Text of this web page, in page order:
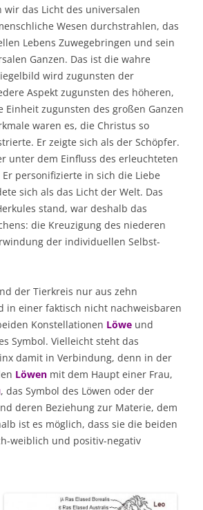
wir das Licht des universalen
Wesen durchstrahlen, das
Lebens Zuwegebringen und sein
Ganzen. Das ist die wahre
wird zugunsten der
Aspekt zugunsten des höheren,
zugunsten des großen Ganzen
waren es, die Christus so
Er zeigte sich als der Schöpfer.
unter dem Einfluss des erleuchteten
Er personifizierte in sich die Liebe
sich als das Licht der Welt. Das
stand, war deshalb das
die Kreuzigung des niederen
der individuellen Selbst-
der Tierkreis nur aus zehn
in einer faktisch nicht nachweisbaren
Konstellationen Löwe und
Symbol. Vielleicht steht das
damit in Verbindung, denn in der
Löwen mit dem Haupt einer Frau,
, das Symbol des Löwen oder der
deren Beziehung zur Materie, dem
ist es möglich, dass sie die beiden
weiblich und positiv-negativ